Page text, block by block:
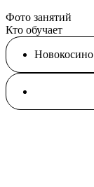
Фото занятий
Кто обучает
Новокосино